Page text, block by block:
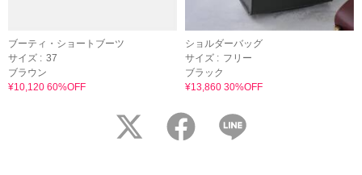
ブーティ・ショートブーツ
サイズ : 37
ブラウン
¥10,120 60%OFF
ショルダーバッグ
サイズ : フリー
ブラック
¥13,860 30%OFF
twitter facebook